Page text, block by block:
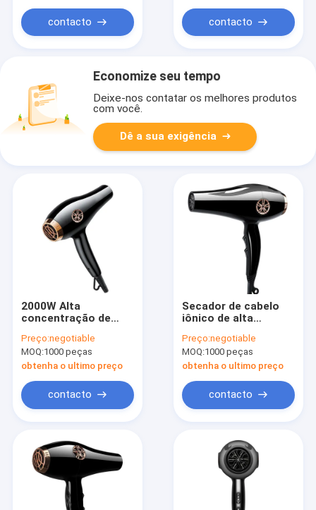
contacto contacto
Economize seu tempo
Deixe-nos contatar os melhores produtos
com você.
Dê a sua exigência
2000W Alta
concentração de
secador de cabelo de
sopro Salões
profissionais
Preço:negotiable
MOQ:1000 peças
obtenha o ultimo preço
contacto
Secador de cabelo
iônico de alta
Preço:negotiable
MOQ:1000 peças
obtenha o ultimo preço
contacto